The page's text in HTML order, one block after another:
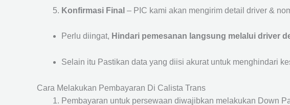
Konfirmasi Final – PIC kami akan mengirim detail driver &
Perlu diingat, Hindari pemesanan langsung melalui driver
Selain itu Pastikan data yang diisi akurat untuk menghindari
Cara Melakukan Pembayaran Di Calista Trans
Pembayaran untuk persewaan diwajibkan melakukan Down